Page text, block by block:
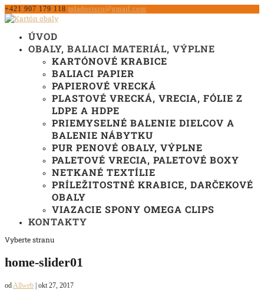
+421 907 179 118 mladostsro@gmail.com
ÚVOD
OBALY, BALIACI MATERIÁL, VÝPLNE
KARTÓNOVÉ KRABICE
BALIACI PAPIER
PAPIEROVÉ VRECKÁ
PLASTOVÉ VRECKÁ, VRECIA, FÓLIE Z
LDPE A HDPE
PRIEMYSELNÉ BALENIE DIELCOV A
BALENIE NÁBYTKU
PUR PENOVÉ OBALY, VÝPLNE
PALETOVÉ VRECIA, PALETOVÉ BOXY
NETKANÉ TEXTÍLIE
PRÍLEŽITOSTNÉ KRABICE, DARČEKOVÉ
OBALY
VIAZACIE SPONY OMEGA CLIPS
KONTAKTY
Vyberte stranu
home-slider01
od Allweb | okt 27, 2017